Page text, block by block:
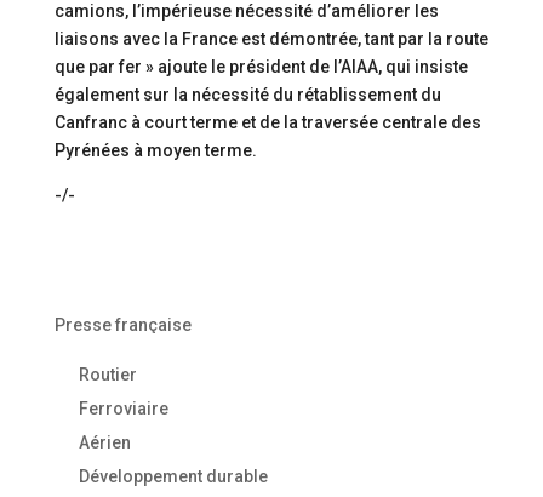
camions, l’impérieuse nécessité d’améliorer les
liaisons avec la France est démontrée, tant par la route
que par fer » ajoute le président de l’AIAA, qui insiste
également sur la nécessité du rétablissement du
Canfranc à court terme et de la traversée centrale des
Pyrénées à moyen terme.
-/-
Presse française
Routier
Ferroviaire
Aérien
Développement durable